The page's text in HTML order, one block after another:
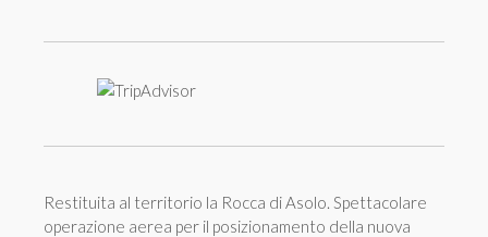
Restituita al territorio la Rocca di Asolo. Spettacolare
operazione aerea per il posizionamento della nuova